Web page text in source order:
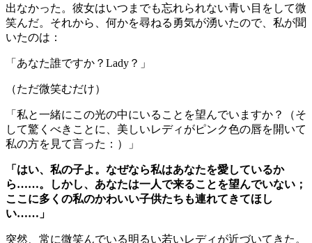
出なかった。彼女はいつまでも忘れられない青い目をして微
笑んだ。それから、何かを尋ねる勇気が湧いたので、私が聞
いたのは：
「あなた誰ですか？Lady？」
（ただ微笑むだけ）
「私と一緒にこの光の中にいることを望んでいますか？（そ
して驚くべきことに、美しいレディがピンク色の唇を開いて
私の方を見て言った：）」
「はい、私の子よ。なぜなら私はあなたを愛しているか
ら……。しかし、あなたは一人で来ることを望んでいない；
ここに多くの私のかわいい子供たちも連れてきてほし
い……」
突然、常に微笑んでいる明るい若いレディが近づいてきた。